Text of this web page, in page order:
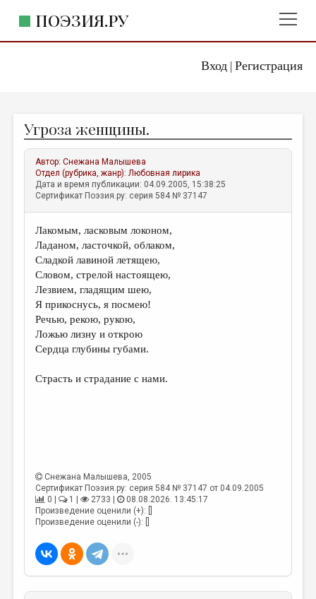
Вход| Регистрация
ПОЭЗИЯ.РУ
ЖАНРЫ
АВТОРЫ
КОММЕНТАРИИ
ЛИТСАЛОН
НОВОСТИ
ПРАВИЛА САЙТА
ОТДЕЛЫ И РУБРИКИ
ИЗБРАННОЕ
ДАЙДЖЕСТ
ПЕРЕВОДЫ
ОБЗОР ЛИТЕРАТУРЫ
СТРАНИЦЫ ПАМЯТИ
КОЛОНКА РЕДАКТОРА
РЕДКОЛЛЕГИЯ
Угроза женщины.
Автор:Снежана Малышева
Отдел (рубрика, жанр):Любовная лирика
Дата и время публикации: 04.09.2005, 15:38:25
Сертификат Поэзия.ру: серия 584 № 37147
Лакомым, ласковым локоном,
Ладаном, ласточкой, облаком,
Сладкой лавиной летящею,
Словом, стрелой настоящею,
Лезвием, гладящим шею,
Я прикоснусь, я посмею!
Речью, рекою, рукою,
Ложью лизну и открою
Сердца глубины губами.
Страсть и страдание с нами.
Снежана Малышева, 2005
Сертификат Поэзия.ру: серия 584 № 37147 от 04.09.2005
0 |
1 | 2733 |
08.08.2026. 13:45:17
Произведение оценили (+): []
Произведение оценили (-): []